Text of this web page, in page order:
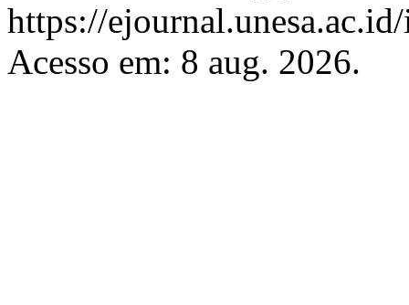
https://
Acesso em: 8 aug. 2026.